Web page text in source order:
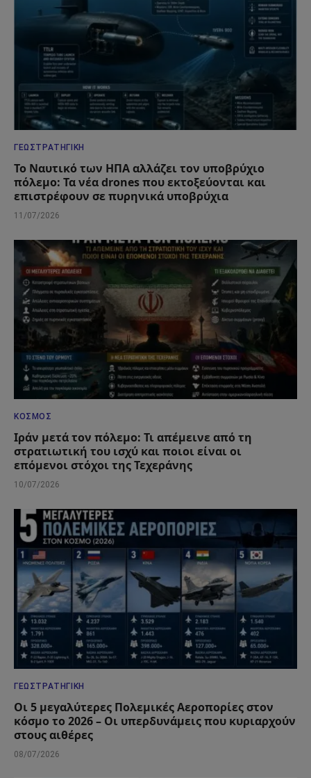
ΓΕΩΣΤΡΑΤΗΓΙΚΉ
Το Ναυτικό των ΗΠΑ αλλάζει τον υποβρύχιο
πόλεμο: Τα νέα drones που εκτοξεύονται και
επιστρέφουν σε πυρηνικά υποβρύχια
11/07/2026
ΚΌΣΜΟΣ
Ιράν μετά τον πόλεμο: Τι απέμεινε από τη
στρατιωτική του ισχύ και ποιοι είναι οι
επόμενοι στόχοι της Τεχεράνης
10/07/2026
ΓΕΩΣΤΡΑΤΗΓΙΚΉ
Οι 5 μεγαλύτερες Πολεμικές Αεροπορίες στον
κόσμο το 2026 – Οι υπερδυνάμεις που κυριαρχούν
στους αιθέρες
08/07/2026